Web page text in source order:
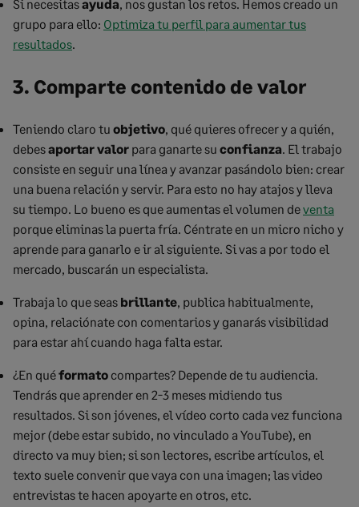
Si necesitasayuda, nos gustan los retos. Hemos creado un
grupo para ello: Optimiza tu perfil para aumentar tus
resultados.
3. Comparte contenido de valor
Teniendo claro tu objetivo, qué quieres ofrecer y a quién,
debesaportar valor para ganarte su confianza. El trabajo
consiste en seguir una línea y avanzar pasándolo bien: crear
una buena relación y servir. Para esto no hay atajos y lleva
su tiempo. Lo bueno es que aumentas el volumen deventa
porque eliminas la puerta fría. Céntrate en un micro nicho y
aprende para ganarlo e ir al siguiente. Si vas a por todo el
mercado, buscarán un especialista.
Trabaja lo que seas brillante, publica habitualmente,
opina, relaciónate con comentarios y ganarás visibilidad
para estar ahí cuando haga falta estar.
¿En quéformato compartes? Depende de tu audiencia.
Tendrás que aprender en 2-3 meses midiendo tus
resultados. Si son jóvenes, el vídeo corto cada vez funciona
mejor (debe estar subido, no vinculado a YouTube), en
directo va muy bien; si son lectores, escribe artículos, el
texto suele convenir que vaya con una imagen; las video
entrevistas te hacen apoyarte en otros, etc.